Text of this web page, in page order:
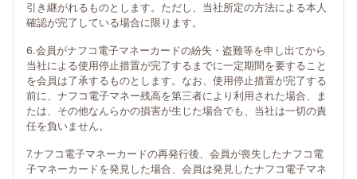
引き継がれるものとします。ただし、当社所定の方法による本人
確認が完了している場合に限ります。
6.会員がナフコ電子マネーカードの紛失・盗難等を申し出てから
当社による使用停止措置が完了するまでに一定期間を要すること
を会員は了承するものとします。なお、使用停止措置が完了する
前に、ナフコ電子マネー残高を第三者により利用された場合、ま
たは、その他なんらかの損害が生じた場合でも、当社は一切の責
任を負いません。
7.ナフコ電子マネーカードの再発行後、会員が喪失したナフコ電
子マネーカードを発見した場合、会員は発見したナフコ電子マネ